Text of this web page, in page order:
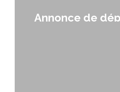
Annonce de